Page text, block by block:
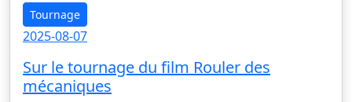
Tournage
2025-08-07
Sur le tournage du film Rouler des
mécaniques